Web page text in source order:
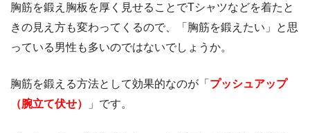
胸筋を鍛え胸板を厚く見せることでTシャツなどを着たと
きの見え方も変わってくるので、「胸筋を鍛えたい」と思
っている男性も多いのではないでしょうか。
胸筋を鍛える方法として効果的なのが「 プッシュアップ
（腕立て伏せ）
」です。